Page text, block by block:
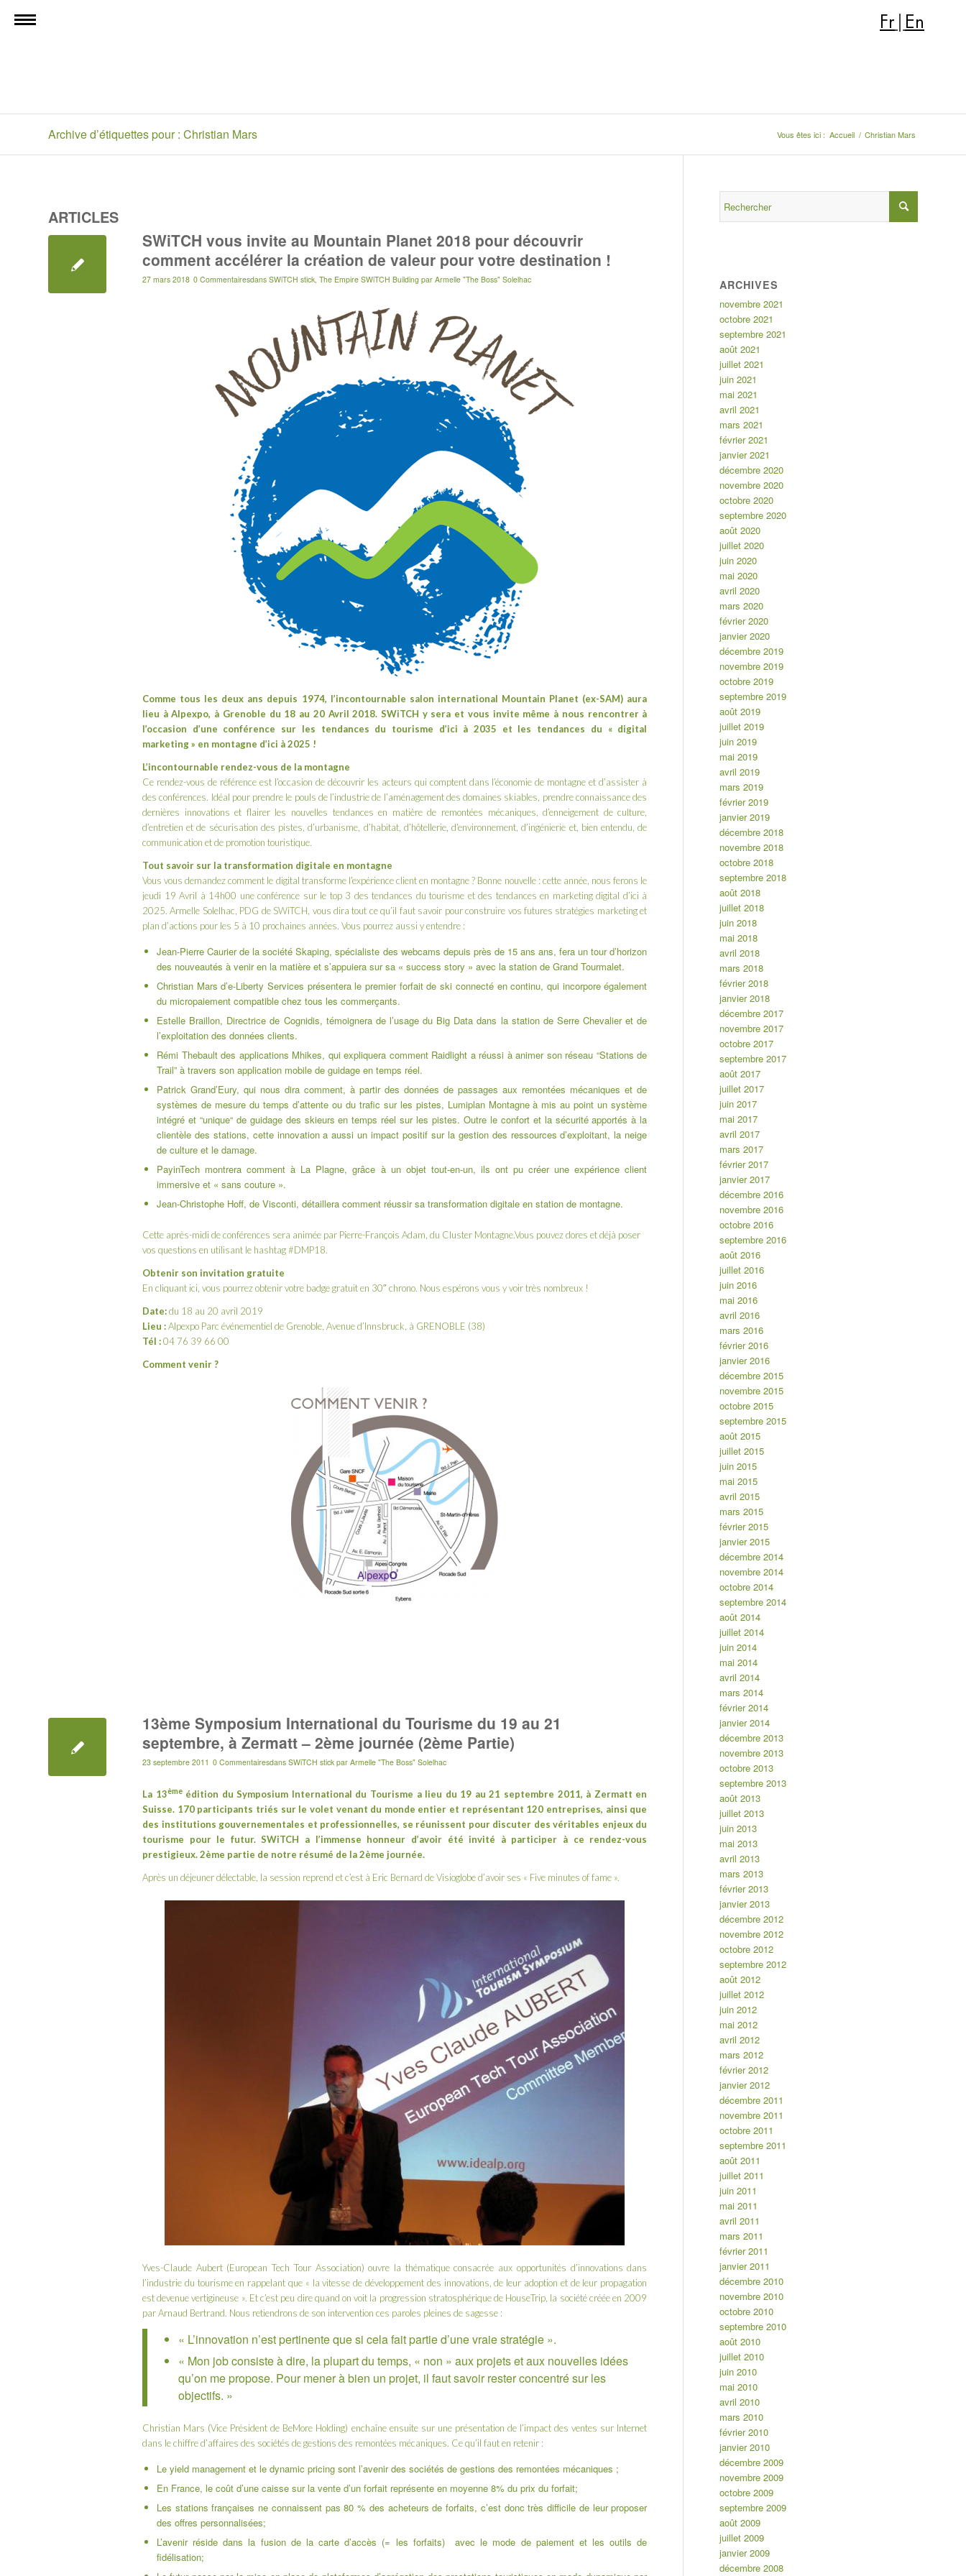
Fr En
Archive d’étiquettes pour : Christian Mars Vous êtes ici : Accueil / Christian Mars
ARTICLES
SWiTCH vous invite au Mountain Planet 2018 pour découvrir
comment accélérer la création de valeur pour votre destination !
27 mars 2018 0 Commentairesdans SWiTCH stick, The Empire SWiTCH Building par Armelle "The Boss" Solelhac
Comme tous les deux ans depuis 1974, l’incontournable salon international Mountain Planet (ex-SAM) aura
lieu à Alpexpo, à Grenoble du 18 au 20 Avril 2018. SWiTCH y sera et vous invite même à nous rencontrer à
l’occasion d’une conférence sur les tendances du tourisme d’ici à 2035 et les tendances du « digital
marketing » en montagne d’ici à 2025 !
L’incontournable rendez-vous de la montagne
Ce rendez-vous de référence est l’occasion de découvrir les acteurs qui comptent dans l’économie de montagne et d’assister à
des conférences. Idéal pour prendre le pouls de l’industrie de l’aménagement des domaines skiables, prendre connaissance des
dernières innovations et flairer les nouvelles tendances en matière de remontées mécaniques, d’enneigement de culture,
d’entretien et de sécurisation des pistes, d’urbanisme, d’habitat, d’hôtellerie, d’environnement, d’ingénierie et, bien entendu, de
communication et de promotion touristique.
Tout savoir sur la transformation digitale en montagne
Vous vous demandez comment le digital transforme l’expérience client en montagne ? Bonne nouvelle : cette année, nous ferons le
jeudi 19 Avril à 14h00 une conférence sur le top 3 des tendances du tourisme et des tendances en marketing digital d’ici à
2025.Armelle Solelhac , PDG de SWiTCH , vous dira tout ce qu’il faut savoir pour construire vos futures stratégies marketing et
plan d’actions pour les 5 à 10 prochaines années. Vous pourrez aussi y entendre :
Jean-Pierre Caurierde la sociétéSkaping, spécialiste des webcams depuis près de 15 ans ans, fera un tour d’horizon
des nouveautés à venir en la matière et s’appuiera sur sa « success story » avec la station de Grand Tourmalet.
Christian Mars d’e-Liberty Services présentera le premier forfait de ski connecté en continu, qui incorpore également
du micropaiement compatible chez tous les commerçants.
Estelle Braillon, Directrice de Cognidis, témoignera de l’usage du Big Data dans la station de Serre Chevalier et de
l’exploitation des données clients.
Rémi Thebault des applications Mhikes, qui expliquera comment Raidlight a réussi à animer son réseau “Stations de
Trail” à travers son application mobile de guidage en temps réel.
Patrick Grand’Eury, qui nous dira comment, à partir des données de passages aux remontées mécaniques et de
systèmes de mesure du temps d’attente ou du trafic sur les pistes, Lumiplan Montagneà mis au point un système
intégré et “unique“ de guidage des skieurs en temps réel sur les pistes. Outre le confort et la sécurité apportés à la
clientèle des stations, cette innovation a aussi un impact positif sur la gestion des ressources d’exploitant, la neige
de culture et le damage.
PayinTech montrera comment à La Plagne, grâce à un objet tout-en-un, ils ont pu créer une expérience client
immersive et « sans couture ».
Jean-Christophe Hoff, de Visconti, détaillera comment réussir sa transformation digitale en station de montagne.
Cette après-midi de conférences sera animée par Pierre-François Adam, du Cluster Montagne.Vous pouvez dores et déjà poser
vos questions en utilisant le hashtag #DMP18.
Obtenir son invitation gratuite
En cliquant ici, vous pourrez obtenir votre badge gratuit en 30″ chrono. Nous espérons vous y voir très nombreux !
Date:du 18 au 20 avril 2019
Lieu :Alpexpo Parc événementiel de Grenoble, Avenue d’Innsbruck, à GRENOBLE (38)
Tél :04 76 39 66 00
Comment venir ?
13ème Symposium International du Tourisme du 19 au 21
septembre, à Zermatt – 2ème journée (2ème Partie)
23 septembre 2011 0 Commentairesdans SWiTCH stick par Armelle "The Boss" Solelhac
La 13èmeédition duSymposium International du Tourisme a lieu du 19 au 21 septembre 2011, à Zermatt en
Suisse. 170 participants triés sur le volet venant du monde entier et représentant 120 entreprises, ainsi que
des institutions gouvernementales et professionnelles, se réunissent pour discuter des véritables enjeux du
tourisme pour le futur.SWiTCH a l’immense honneur d’avoir été invité à participer à ce rendez-vous
prestigieux. 2ème partie de notre résumé de la 2ème journée.
Après un déjeuner délectable, la session reprend et c’est à Eric Bernard deVisioglobed’avoir ses « Five minutes of fame ».
Yves-Claude Aubert (European Tech Tour Association) ouvre la thématique consacrée aux opportunités d’innovations dans
l’industrie du tourisme en rappelant que « la vitesse de développement des innovations, de leur adoption et de leur propagation
est devenue vertigineuse ». Et c’est peu dire quand on voit la progression stratosphérique de HouseTrip , la société créée en 2009
par Arnaud Bertrand. Nous retiendrons de son intervention ces paroles pleines de sagesse :
« L’innovation n’est pertinente que si cela fait partie d’une vraie stratégie ».
« Mon job consiste à dire, la plupart du temps, « non » aux projets et aux nouvelles idées
qu’on me propose. Pour mener à bien un projet, il faut savoir rester concentré sur les
objectifs. »
Christian Mars (Vice Président de BeMore Holding) enchaîne ensuite sur une présentation de l’impact des ventes sur Internet
dans le chiffre d’affaires des sociétés de gestions des remontées mécaniques. Ce qu’il faut en retenir :
Le yield management et le dynamic pricing sont l’avenir des sociétés de gestions des remontées mécaniques ;
En France, le coût d’une caisse sur la vente d’un forfait représente en moyenne 8% du prix du forfait;
Les stations françaises ne connaissent pas 80 % des acheteurs de forfaits, c’est donc très difficile de leur proposer
des offres personnalisées;
L’avenir réside dans la fusion de la carte d’accès (= les forfaits) avec le mode de paiement et les outils de
fidélisation;
ARCHIVES
novembre 2021
octobre 2021
septembre 2021
août 2021
juillet 2021
juin 2021
mai 2021
avril 2021
mars 2021
février 2021
janvier 2021
décembre 2020
novembre 2020
octobre 2020
septembre 2020
août 2020
juillet 2020
juin 2020
mai 2020
avril 2020
mars 2020
février 2020
janvier 2020
décembre 2019
novembre 2019
octobre 2019
septembre 2019
août 2019
juillet 2019
juin 2019
mai 2019
avril 2019
mars 2019
février 2019
janvier 2019
décembre 2018
novembre 2018
octobre 2018
septembre 2018
août 2018
juillet 2018
juin 2018
mai 2018
avril 2018
mars 2018
février 2018
janvier 2018
décembre 2017
novembre 2017
octobre 2017
septembre 2017
août 2017
juillet 2017
juin 2017
mai 2017
avril 2017
mars 2017
février 2017
janvier 2017
décembre 2016
novembre 2016
octobre 2016
septembre 2016
août 2016
juillet 2016
juin 2016
mai 2016
avril 2016
mars 2016
février 2016
janvier 2016
décembre 2015
novembre 2015
octobre 2015
septembre 2015
août 2015
juillet 2015
juin 2015
mai 2015
avril 2015
mars 2015
février 2015
janvier 2015
décembre 2014
novembre 2014
octobre 2014
septembre 2014
août 2014
juillet 2014
juin 2014
mai 2014
avril 2014
mars 2014
février 2014
janvier 2014
décembre 2013
novembre 2013
octobre 2013
septembre 2013
août 2013
juillet 2013
juin 2013
mai 2013
avril 2013
mars 2013
février 2013
janvier 2013
décembre 2012
novembre 2012
octobre 2012
septembre 2012
août 2012
juillet 2012
juin 2012
mai 2012
avril 2012
mars 2012
février 2012
janvier 2012
décembre 2011
novembre 2011
octobre 2011
septembre 2011
août 2011
juillet 2011
juin 2011
mai 2011
avril 2011
mars 2011
février 2011
janvier 2011
décembre 2010
novembre 2010
octobre 2010
septembre 2010
août 2010
juillet 2010
juin 2010
mai 2010
avril 2010
mars 2010
février 2010
janvier 2010
décembre 2009
novembre 2009
octobre 2009
septembre 2009
août 2009
juillet 2009
janvier 2009
décembre 2008